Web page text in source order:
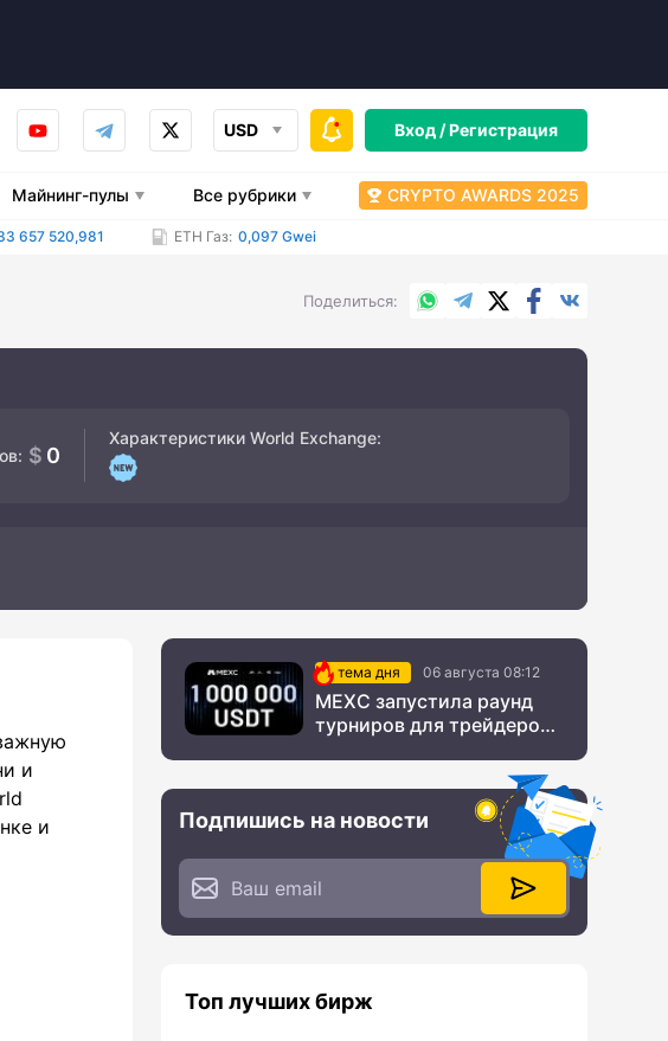
USD Вход /Регистрация
Майнинг-пулы Все рубрики CRYPTO AWARDS 2025
657 520,981 ETH Газ: 0,097 Gwei
Поделиться WhatsApp
TelegramX.comFacebook
0
Характеристики World Exchange:
и
и
тема дня 06 августа 08:12
MEXC запустила раунд
турниров для трейдеров
Подпишись на новости
Топ лучших бирж